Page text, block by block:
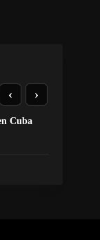
Cuba
‹ ›